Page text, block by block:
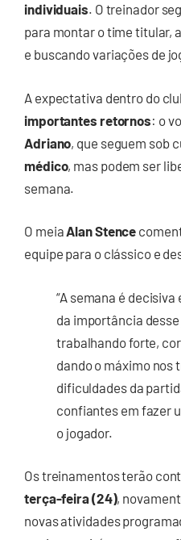
individuais. O treinador
para montar o time titular,
e buscando variações de
A expectativa dentro do
importantes retornos: o
Adriano, que seguem sob
médico, mas podem ser
semana.
O meiaAlan Stence
equipe para o clássico e
“A semana é
da importância
trabalhando forte,
dando o máximo nos
dificuldades da
confiantes em fazer
o jogador.
Os treinamentos terão
terça-feira (24),
novas atividades